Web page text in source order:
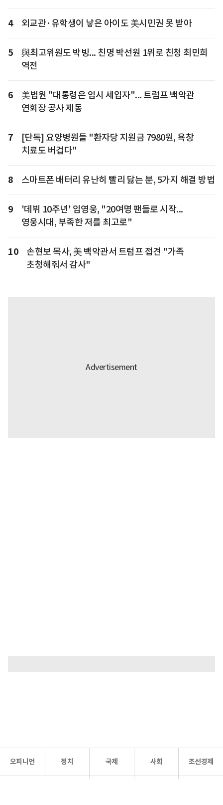
4 외교관·유학생이 낳은 아이도 美시민권 못 받아
5
與최고위원도 박빙... 친명 박선원 1위로 친청 최민희
역전
6
美법원 "대통령은 임시 세입자"... 트럼프 백악관
연회장 공사 제동
7
[단독] 요양병원들 "환자당 지원금 7980원, 욕창
치료도 버겁다"
8 스마트폰 배터리 유난히 빨리 닳는 분, 5가지 해결 방법
9
'데뷔 10주년' 임영웅, "20여명 팬들로 시작...
영웅시대, 부족한 저를 최고로"
10
손현보 목사, 美 백악관서 트럼프 접견 "가족
초청해줘서 감사"
오피니언 정치 국제 사회 조선경제